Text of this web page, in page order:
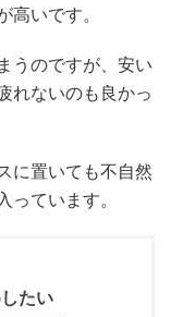
いです。
うのですが、安い
れないのも良かっ
に置いても不自然
ています。
たい